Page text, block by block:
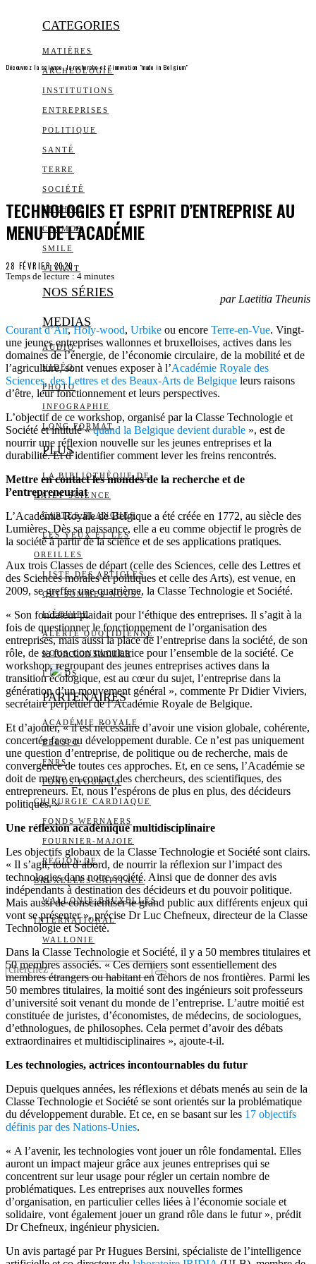
CATEGORIES
MATIÈRES
ARCHEOLOGIE
INSTITUTIONS
ENTREPRISES
POLITIQUE
SANTÉ
TERRE
SOCIÉTÉ
TECHNO
COSMOS
SMILE
VIVANT
NOS SÉRIES
MEDIAS
AUDIO
VIDÉO
PHOTO
INFOGRAPHIE
LONG FORMAT
PLUS
LA BIBLIOTHÈQUE DE
DAILY SCIENCE
CARTES BLANCHES
LES YEUX ET LES
OREILLES
LISTE DES ARTICLES
QUI SOMMES-NOUS?
L’ÉQUIPE
ALERTE QUOTIDIENNE
NOUS CONTACTER
I DS
PARTENAIRES
ACADÉMIE ROYALE
BELSPO
FNRS
FONDS POUR LA
CHIRURGIE CARDIAQUE
FONDS WERNAERS
FOURNIER-MAJOIE
RÉGION DE
BRUXELLES-CAPITALE
WALLONIE-BRUXELLES
INTERNATIONAL
WALLONIE
Découvrez la science, la recherche et l’innovation "made in Belgium"
TECHNOLOGIES ET ESPRIT D’ENTREPRISE AU
MENU DE L’ACADÉMIE
28 FÉVRIER 2020
Temps de lecture : 4 minutes
par Laetitia Theunis
Courant d’Air,Holy-wood, Urbike ou encore Terre-en-Vue. Vingt-
une jeunes entreprises wallonnes et bruxelloises, actives dans les
domaines de l’énergie, de l’économie circulaire, de la mobilité et de
l’agriculture, sont venues exposer à l’Académie Royale des
Sciences, des Lettres et des Beaux-Arts de Belgique leurs raisons
d’être, leur fonctionnement et leurs perspectives.
L’objectif de ce workshop, organisé par la Classe Technologie et
Société et intitulé «quand la Belgique devient durable », est de
nourrir une réflexion nouvelle sur les jeunes entreprises et la
durabilité. Et d’identifier comment lever les freins rencontrés.
Mettre en contact les mondes de la recherche et de
l’entrepreneuriat
L’Académie Royale de Belgique a été créée en 1772, au siècle des
Lumières. Dès sa naissance, elle a eu comme objectif le progrès de
la société à partir de la science et de ses applications pratiques.
Aux trois Classes de départ (celle des Sciences, celle des Lettres et
des Sciences morales et politiques et celle des Arts), est venue, en
2009, se greffer une quatrième, la Classe Technologie et Société.
« Son fondateur plaidait pour l‘éthique des entreprises. Il s’agit à la
fois de questionner le fonctionnement de l’organisation des
entreprises, mais aussi la place de l’entreprise dans la société, de son
rôle, de sa fonction stimulatrice pour l’ensemble de la société. Ce
workshop, regroupant des jeunes entreprises actives dans la
transition écologique, est au cœur du sujet, l’entreprise dans la
génération d’un mouvement général », commente Pr Didier Viviers,
secrétaire perpétuel de l’Académie Royale de Belgique.
Et d’ajouter, « il est nécessaire d’avoir une vision globale, cohérente,
concertée face au développement durable. Ce n’est pas uniquement
une question d’entreprise, de politique ou de recherche, mais de
convergence de toutes ces approches. Et, en ce sens, l’Académie se
doit de mettre en contact des chercheurs, des scientifiques, des
entrepreneurs. Et, nous l’espérons de plus en plus, des décideurs
politiques. »
Une réflexion académique multidisciplinaire
Les objectifs globaux de la Classe Technologie et Société sont clairs.
« Il s’agit, tout d’abord, de nourrir la réflexion sur l’impact des
technologies dans notre société. Ainsi que de donner des avis
indépendants à destination des décideurs et du pouvoir politique.
Mais aussi de conscientiser le grand public aux différents enjeux qui
vont se présenter », précise Dr Luc Chefneux, directeur de la Classe
Technologie et Société.
Dans la Classe Technologie et Société, il y a 50 membres titulaires et
50 membres associés. « Ces derniers sont essentiellement des
membres étrangers ou habitant en dehors de nos frontières. Parmi les
50 membres titulaires, la moitié sont des ingénieurs soit professeurs
d’université soit venant du monde de l’entreprise. L’autre moitié est
constituée de juristes, d’économistes, de médecins, de sociologues,
d’ethnologues, de philosophes. Cela permet d’avoir des débats
extraordinaires et multidisciplinaires », ajoute-t-il.
Les technologies, actrices incontournables du futur
Depuis quelques années, les réflexions et débats menés au sein de la
Classe Technologie et Société se sont orientés sur la problématique
du développement durable. Et ce, en se basant sur les 17 objectifs
définis par des Nations-Unies.
« A l’avenir, les technologies vont jouer un rôle fondamental. Elles
auront un impact majeur grâce aux jeunes entreprises qui se
concentrent sur leur usage pour régler un certain nombre de
problématiques. Les entreprises aux nouvelles formes
d’organisation, en particulier celles liées à l’économie sociale et
solidaire, vont également jouer un grand rôle dans le futur », prédit
Dr Chefneux, ingénieur physicien.
Un avis partagé par Pr Hugues Bersini, spécialiste de l’intelligence